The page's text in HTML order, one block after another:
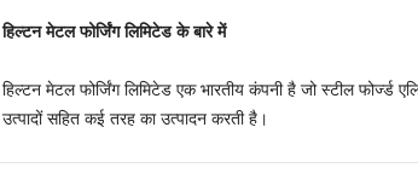
हिल्टन मेटल फोर्जिंग लिमिटेड के बारे में
हिल्टन मेटल फोर्जिंग लिमिटेड एक भारतीय कंपनी है जो स्टील
उत्पादों सहित कई तरह का उत्पादन करती है।